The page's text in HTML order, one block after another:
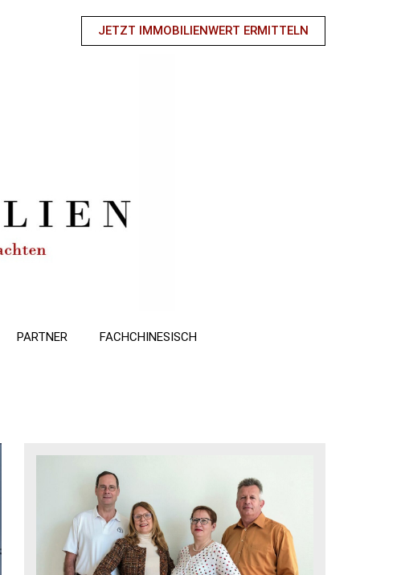
JETZT IMMOBILIENWERT ERMITTELN
PARTNER FACHCHINESISCH